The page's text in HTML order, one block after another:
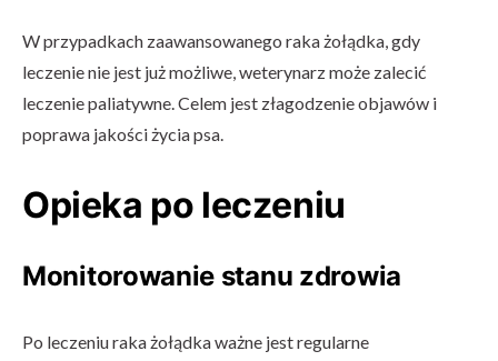
W przypadkach zaawansowanego raka żołądka, gdy
leczenie nie jest już możliwe, weterynarz może zalecić
leczenie paliatywne. Celem jest złagodzenie objawów i
poprawa jakości życia psa.
Opieka po leczeniu
Monitorowanie stanu zdrowia
Po leczeniu raka żołądka ważne jest regularne